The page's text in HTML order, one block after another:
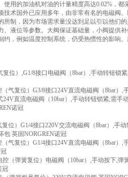
用的加油机对油的计量精度高达0.02%，
术国外已应用多年，由非常有名的电磁阀
制，因为市场需求量没达到足以引以他们
液位等参数。大阀保证基础量，小阀提供
，例如温度控制系统，仍受热惯性的影响
位）,G1/8接口电磁阀（8bar）,手动转钮锁
气复位）G3/8接口24V直流电磁阀（8bar）
直流电磁阀（10bar）,手动转钮锁紧,需手
诺冠
位）G1/4接口220V交流电磁阀（8bar）,手
包 英国NORGREN诺冠
气复位）G1/4接口24V直流电磁阀（8bar）,
（弹簧复位）电磁阀（10bar）,手动按下,弹
冠